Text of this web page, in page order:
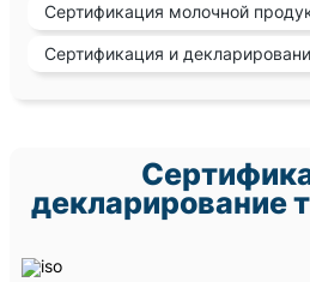
Сертификация молочной
Сертификация и
декларирование